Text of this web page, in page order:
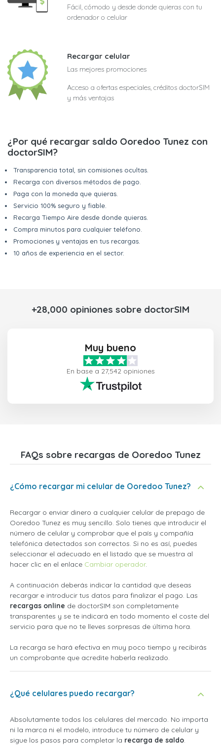
Fácil, cómodo y desde donde quieras con tu
ordenador o celular
Recargar celular
Las mejores promociones
Acceso a ofertas especiales, créditos doctorSIM
y más ventajas
¿Por qué recargar saldo Ooredoo Tunez con
doctorSIM?
Transparencia total, sin comisiones ocultas.
Recarga con diversos métodos de pago.
Paga con la moneda que quieras.
Servicio 100% seguro y fiable.
Recarga Tiempo Aire desde donde quieras.
Compra minutos para cualquier teléfono.
Promociones y ventajas en tus recargas.
10 años de experiencia en el sector.
+28,000 opiniones sobre doctorSIM
Muy bueno
En base a 27,542 opiniones
FAQs sobre recargas de Ooredoo Tunez
¿Cómo recargar mi celular de Ooredoo Tunez?
Recargar o enviar dinero a cualquier celular de prepago de
Ooredoo Tunez es muy sencillo. Solo tienes que introducir el
número de celular y comprobar que el país y compañía
telefónica detectados son correctos. Si no es así, puedes
seleccionar el adecuado en el listado que se muestra al
hacer clic en el enlace Cambiar operador.
A continuación deberás indicar la cantidad que deseas
recargar e introducir tus datos para finalizar el pago. Las
recargas online de doctorSIM son completamente
transparentes y se te indicará en todo momento el coste del
servicio para que no te lleves sorpresas de última hora.
La recarga se hará efectiva en muy poco tiempo y recibirás
un comprobante que acredite haberla realizado.
¿Qué celulares puedo recargar?
Absolutamente todos los celulares del mercado. No importa
ni la marca ni el modelo, introduce tu número de celular y
sigue los pasos para completar la recarga de saldo.